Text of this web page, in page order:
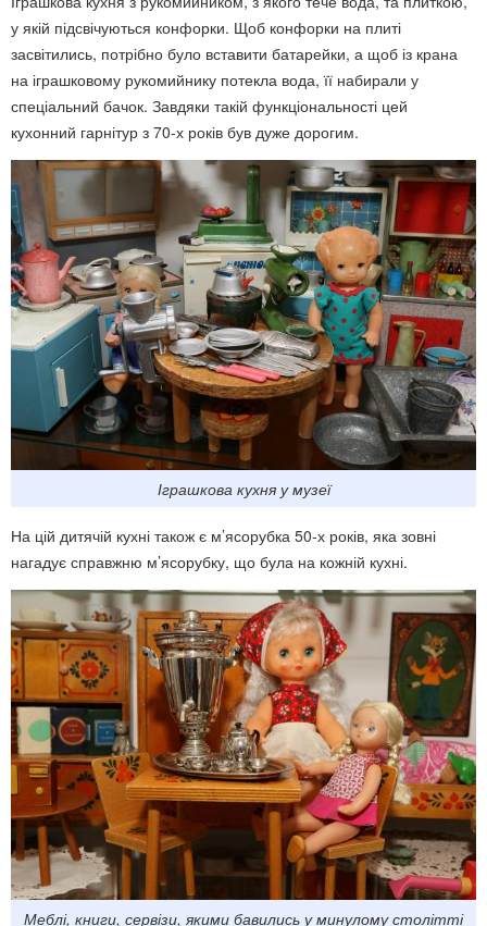
у якій підсвічуються конфорки. Щоб конфорки на плиті
засвітились, потрібно було вставити батарейки, а щоб із крана
на іграшковому рукомийнику потекла вода, її набирали у
спеціальний бачок. Завдяки такій функціональності цей
кухонний гарнітур з 70-х років був дуже дорогим.
Іграшкова кухня у музеї
На цій дитячій кухні також є м’ясорубка 50-х років, яка зовні
нагадує справжню м’ясорубку, що була на кожній кухні.
Меблі, книги, сервізи, якими бавились у минулому столітті